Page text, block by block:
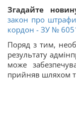
Згадайте
закон про
кордон - ЗУ №
Поряд з тим,
результату
може
прийняв шляхом